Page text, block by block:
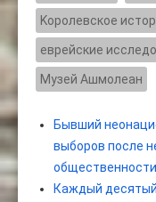
Kоролевское
еврейские
Музей Ашмолеан
Бывший
выборов после
общественности
Каждый